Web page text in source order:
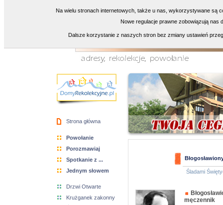
Strona główna
Powołanie
Porozmawiaj
Spotkanie z ...
Jednym słowem
Drzwi Otwarte
Krużganek zakonny
Śladami
męczennik
Na wielu stronach internetowych, także u nas, wykorzystywane są
Nowe regulacje prawne zobowiązują nas
Dalsze korzystanie z naszych stron bez zmiany ustawień